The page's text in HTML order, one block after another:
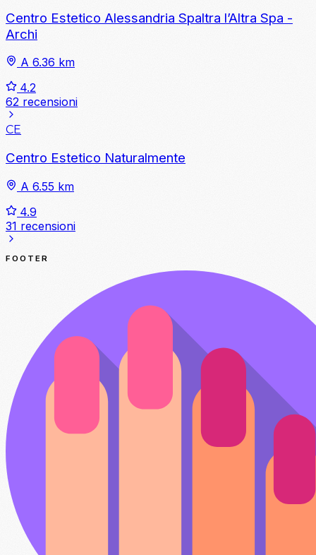
Centro Estetico Alessandria Spaltra l’Altra Spa -
Archi
A 6.36 km
4.2
62 recensioni
CE
Centro Estetico Naturalmente
A 6.55 km
4.9
31 recensioni
FOOTER